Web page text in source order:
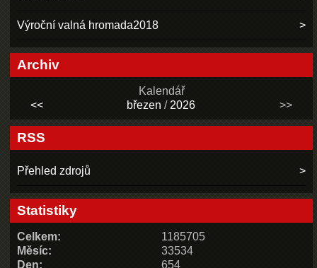
Výroční valná hromada2018
Archiv
Kalendář
<<
březen / 2026 >>
RSS
Přehled zdrojů
Statistiky
Celkem:
1185705
Měsíc:
33534
Den:
654